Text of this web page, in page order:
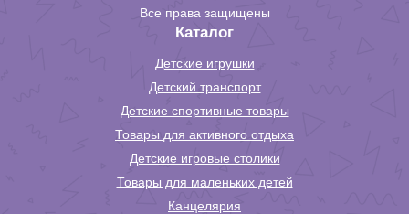
Все права защищены
Каталог
Детские игрушки
Детский транспорт
Детские спортивные товары
Товары для активного отдыха
Детские игровые столики
Товары для маленьких детей
Канцелярия